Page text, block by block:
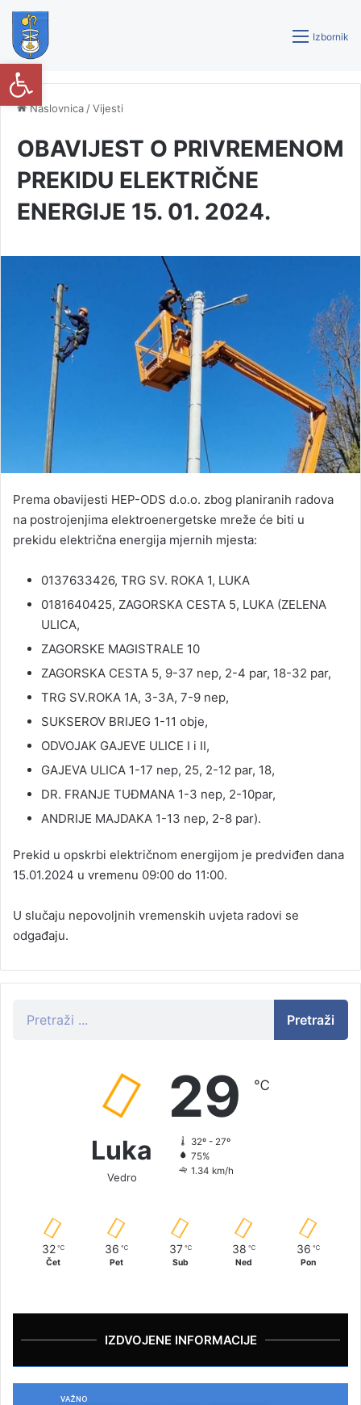
Izbornik
Naslovnica /Vijesti
OBAVIJEST O PRIVREMENOM
PREKIDU ELEKTRIČNE
ENERGIJE 15. 01. 2024.
Prema obavijesti HEP-ODS d.o.o. zbog planiranih radova
na postrojenjima elektroenergetske mreže će biti u
prekidu električna energija mjernih mjesta:
0137633426, TRG SV. ROKA 1, LUKA
0181640425, ZAGORSKA CESTA 5, LUKA (ZELENA
ULICA,
ZAGORSKE MAGISTRALE 10
ZAGORSKA CESTA 5, 9-37 nep, 2-4 par, 18-32 par,
TRG SV.ROKA 1A, 3-3A, 7-9 nep,
SUKSEROV BRIJEG 1-11 obje,
ODVOJAK GAJEVE ULICE I i II,
GAJEVA ULICA 1-17 nep, 25, 2-12 par, 18,
DR. FRANJE TUĐMANA 1-3 nep, 2-10par,
ANDRIJE MAJDAKA 1-13 nep, 2-8 par).
Prekid u opskrbi električnom energijom je predviđen dana
15.01.2024 u vremenu 09:00 do 11:00.
U slučaju nepovoljnih vremenskih uvjeta radovi se
odgađaju.
Pretraži
Luka
Vedro
29 ℃
32º - 27º
75%
1.34 km/h
32 ℃
Čet
36 ℃
Pet
37 ℃
Sub
38 ℃
Ned
36 ℃
Pon
IZDVOJENE INFORMACIJE
VAŽNO
Open toolbar